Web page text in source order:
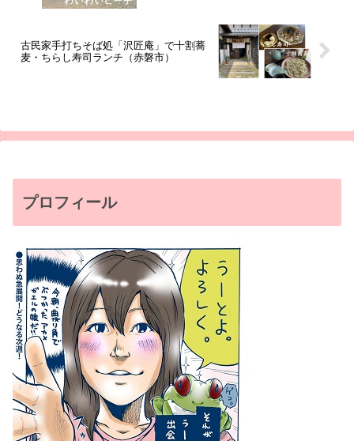
古民家手打ちそば処「沢匠庵」で十割蕎
麦・ちらし寿司ランチ（赤磐市）
プロフィール